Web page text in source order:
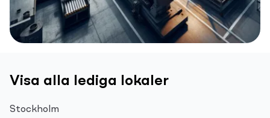
Visa alla lediga lokaler
Stockholm